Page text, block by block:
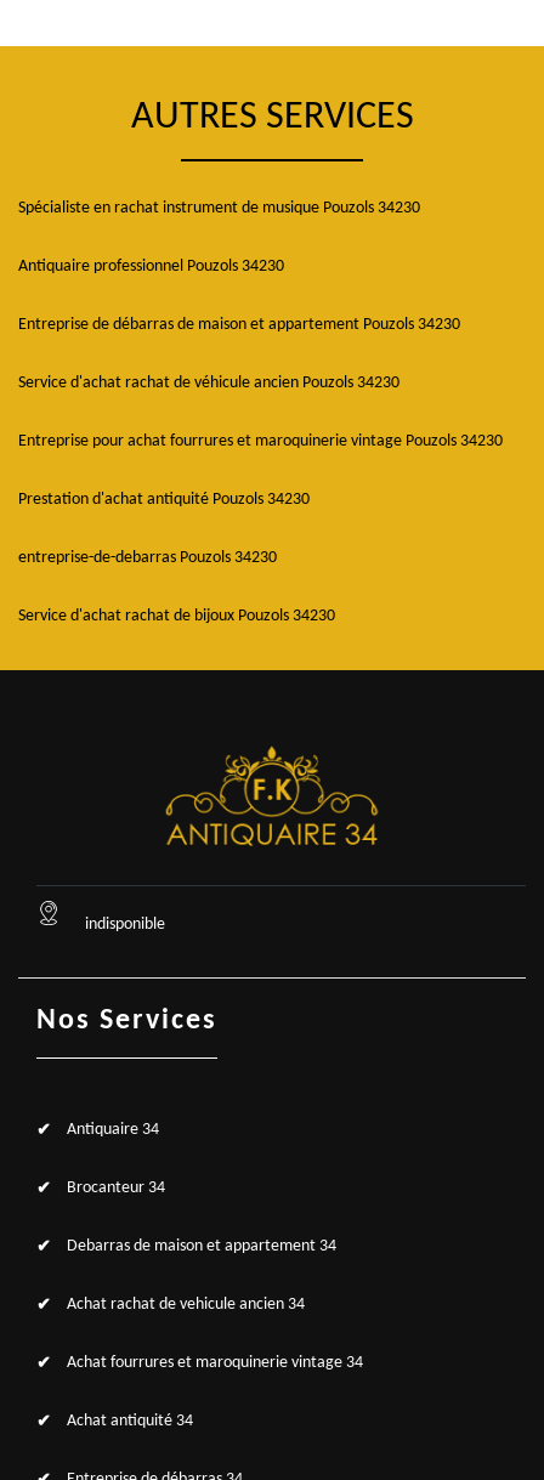
AUTRES SERVICES
Spécialiste en rachat instrument de musique Pouzols 34230
Antiquaire professionnel Pouzols 34230
Entreprise de débarras de maison et appartement Pouzols 34230
Service d'achat rachat de véhicule ancien Pouzols 34230
Entreprise pour achat fourrures et maroquinerie vintage Pouzols 34230
Prestation d'achat antiquité Pouzols 34230
entreprise-de-debarras Pouzols 34230
Service d'achat rachat de bijoux Pouzols 34230
indisponible
Nos Services
Antiquaire 34
Brocanteur 34
Debarras de maison et appartement 34
Achat rachat de vehicule ancien 34
Achat fourrures et maroquinerie vintage 34
Achat antiquité 34